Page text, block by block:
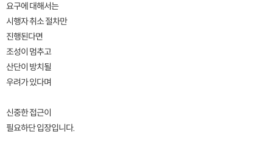
요구에 대해서는
시행자 취소 절차만
진행된다면
조성이 멈추고
산단이 방치될
우려가 있다며
신중한 접근이
필요하단 입장입니다.